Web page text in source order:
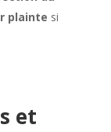
plainte si
et